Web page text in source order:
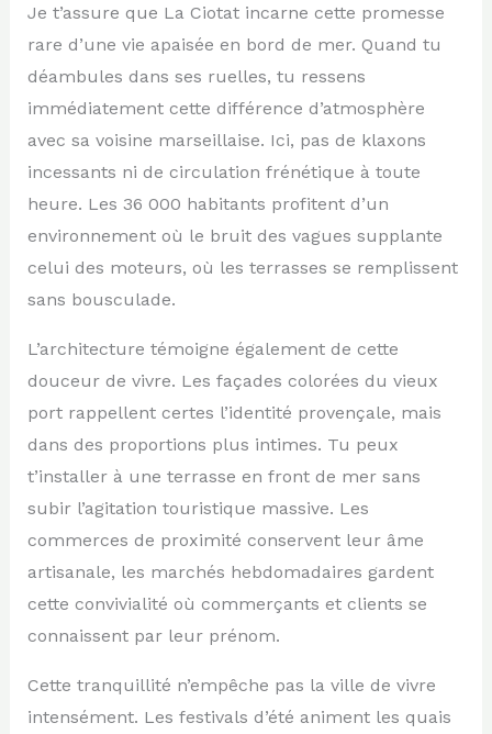
Je t’assure que La Ciotat incarne cette promesse
rare d’une vie apaisée en bord de mer. Quand tu
déambules dans ses ruelles, tu ressens
immédiatement cette différence d’atmosphère
avec sa voisine marseillaise. Ici, pas de klaxons
incessants ni de circulation frénétique à toute
heure. Les 36 000 habitants profitent d’un
environnement où le bruit des vagues supplante
celui des moteurs, où les terrasses se remplissent
sans bousculade.
L’architecture témoigne également de cette
douceur de vivre. Les façades colorées du vieux
port rappellent certes l’identité provençale, mais
dans des proportions plus intimes. Tu peux
t’installer à une terrasse en front de mer sans
subir l’agitation touristique massive. Les
commerces de proximité conservent leur âme
artisanale, les marchés hebdomadaires gardent
cette convivialité où commerçants et clients se
connaissent par leur prénom.
Cette tranquillité n’empêche pas la ville de vivre
intensément. Les festivals d’été animent les quais